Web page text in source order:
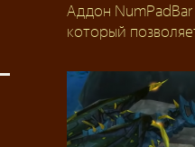
Аддоны
Аддон
который